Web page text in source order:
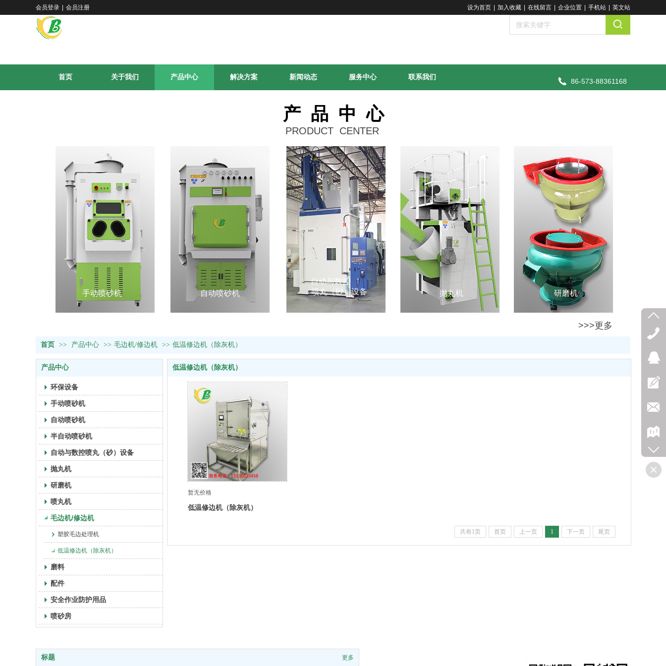
86-573-88361168
会员登录 会员注册 设为首页 加入收藏 在线留言 企业位置 手机站 英文站
首页 关于我们 产品中心 解决方案 新闻动态 服务中心 联系我们
手动喷砂机
产 品 中 心
PRODUCT CENTER
>>>更多
自动喷砂机
自动与数控
喷丸（砂）设备
抛丸机 研磨机
首页 >> 产品中心 >> 毛边机/修边机 >> 低温修边机（除灰机）
产品中心
环保设备
手动喷砂机
自动喷砂机
半自动喷砂机
自动与数控喷丸（砂）设备
抛丸机
研磨机
喷丸机
毛边机/修边机
塑胶毛边处理机
低温修边机（除灰机）
磨料
配件
安全作业防护用品
喷砂房
低温修边机（除灰机）
暂无价格
低温修边机（除灰机）
共有1页 首页 上一页 1 下一页 尾页
标题 更多